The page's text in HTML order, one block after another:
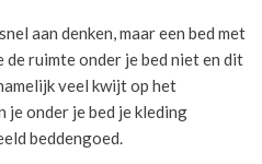
aan denken, maar een bed met
de ruimte onder je bed niet en dit
veel kwijt op het
je onder je bed je kleding
beddengoed.